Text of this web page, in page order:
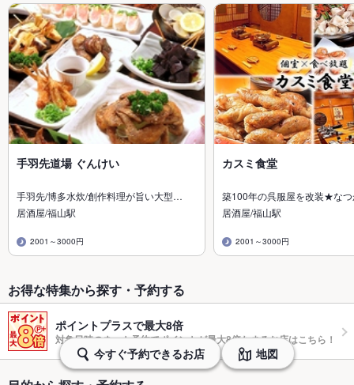
手羽先道場 ぐんけい
手羽先/博多水炊/創作料理が旨い大型…
居酒屋/福山駅
2001～3000円
カスミ食堂
築100年の呉服屋を改装★な
居酒屋/福山駅
2001～3000円
お得な特集から探す・予約する
ポイントプラスで最大8倍
対象日時のネット予約でポイントが最大8倍たまるお店はこちら！
今すぐ予約できるお店 地図